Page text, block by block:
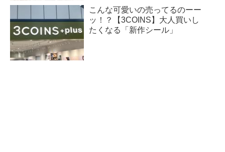
こんな可愛いの売ってるのーー
ッ！？【3COINS】大人買いし
たくなる「新作シール」